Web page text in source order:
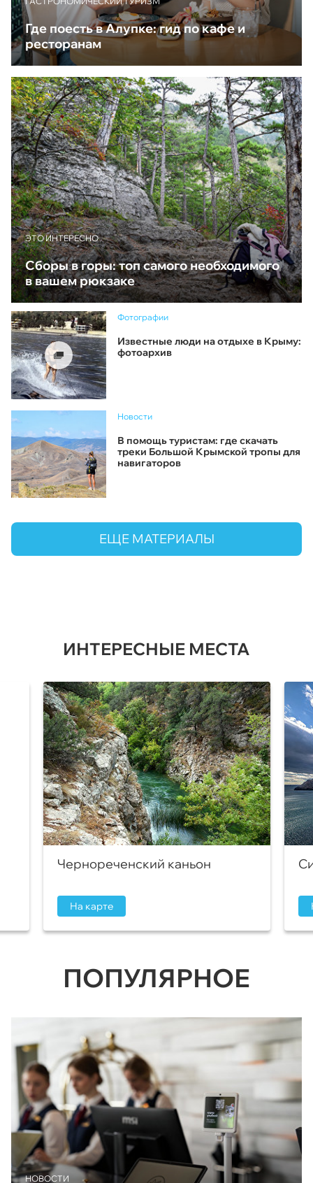
Где поесть в Алупке: гид по кафе и
ресторанам
ЭТО ИНТЕРЕСНО
Сборы в горы: топ самого необходимого
в вашем рюкзаке
Фотографии
Известные люди на отдыхе в Крыму:
фотоархив
Новости
В помощь туристам: где скачать
треки Большой Крымской тропы для
навигаторов
ЕЩЕ МАТЕРИАЛЫ
ИНТЕРЕСНЫЕ МЕСТА
Чернореченский каньон
На карте
ПОПУЛЯРНОЕ
НОВОСТИ